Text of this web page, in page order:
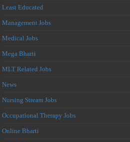
Least Educated
Management Jobs
Medical Jobs
Mega Bharti
MLT Related Jobs
News
Nursing Stream Jobs
Occupational Therapy Jobs
Online Bharti